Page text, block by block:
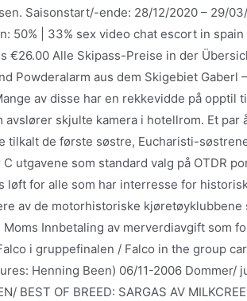
Saisonstart/-ende: 28/12/2020 – 29/
50% | 33% sex video chat escort in spain
€26.00 Alle Skipass-Preise in der
Powderalarm aus dem Skigebiet Gaberl
av disse har en rekkevidde på opptil
avslører skjulte kamera i hotellrom. Et par
tilkalt de første søstre, Eucharisti-
utgavene som standard valg på OTDR
løft for alle som har interresse for
av de motorhistoriske kjøretøyklubbene
Moms Innbetaling av merverdiavgift som
i gruppefinalen / Falco in the group
Henning Been) 06/11-2006 Dommer/
BEST OF BREED: SARGAS AV